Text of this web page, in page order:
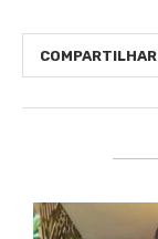
COMPARTILHAR